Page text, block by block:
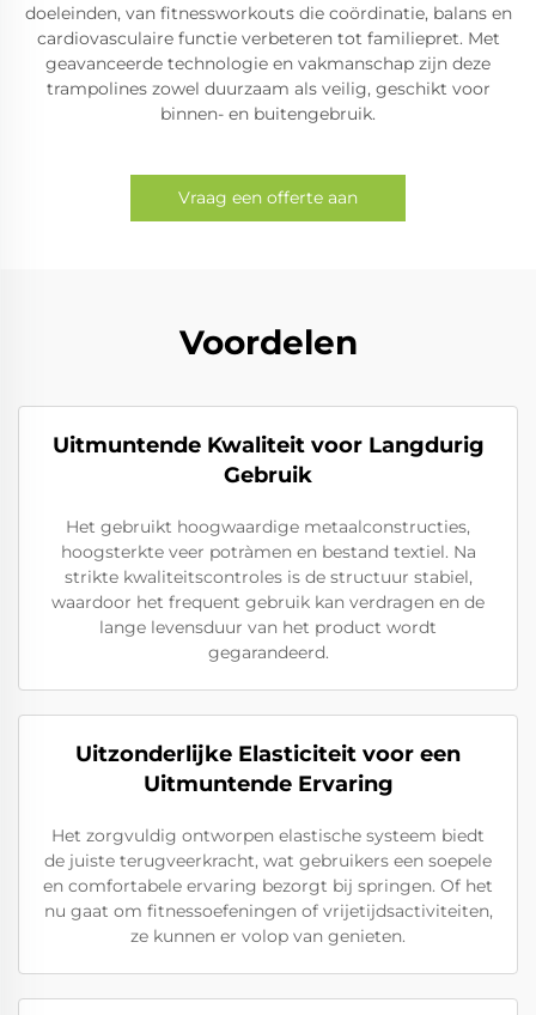
doeleinden, van fitnessworkouts die coördinatie, balans en
cardiovasculaire functie verbeteren tot familiepret. Met
geavanceerde technologie en vakmanschap zijn deze
trampolines zowel duurzaam als veilig, geschikt voor
binnen- en buitengebruik.
Vraag een offerte aan
Voordelen
Uitmuntende Kwaliteit voor Langdurig
Gebruik
Het gebruikt hoogwaardige metaalconstructies,
hoogsterkte veer potràmen en bestand textiel. Na
strikte kwaliteitscontroles is de structuur stabiel,
waardoor het frequent gebruik kan verdragen en de
lange levensduur van het product wordt
gegarandeerd.
Uitzonderlijke Elasticiteit voor een
Uitmuntende Ervaring
Het zorgvuldig ontworpen elastische systeem biedt
de juiste terugveerkracht, wat gebruikers een soepele
en comfortabele ervaring bezorgt bij springen. Of het
nu gaat om fitnessoefeningen of vrijetijdsactiviteiten,
ze kunnen er volop van genieten.